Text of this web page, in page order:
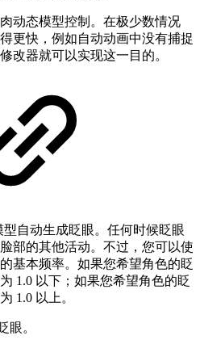
动态模型控制。在极少数情况
更快，例如自动动画中没有捕捉
改器就可以实现这一目的。
自动生成眨眼。任何时候眨眼
部的其他活动。不过，您可以使
基本频率。如果您希望角色的眨
1.0 以下；如果您希望角色的眨
1.0 以上。
眼。